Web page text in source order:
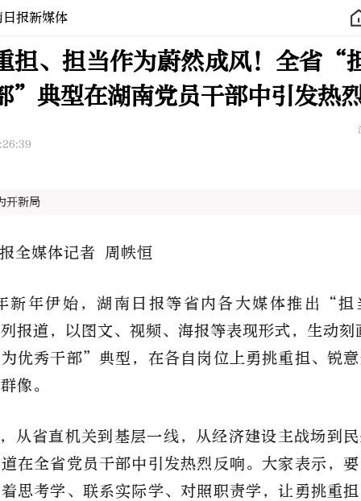
日报新媒体
担、担当作为蔚然成风！全省“
”典型在湖南党员干部中引发热
开新局
全媒体记者 周帙恒
新年伊始，湖南日报等省内各大媒体推出“担
报道，以图文、视频、海报等表现形式，生动
优秀干部”典型，在各自岗位上勇挑重担、锐
像。
从省直机关到基层一线，从经济建设主战场到
在全省党员干部中引发热烈反响。大家表示，
思考学、联系实际学、对照职责学，让勇挑重